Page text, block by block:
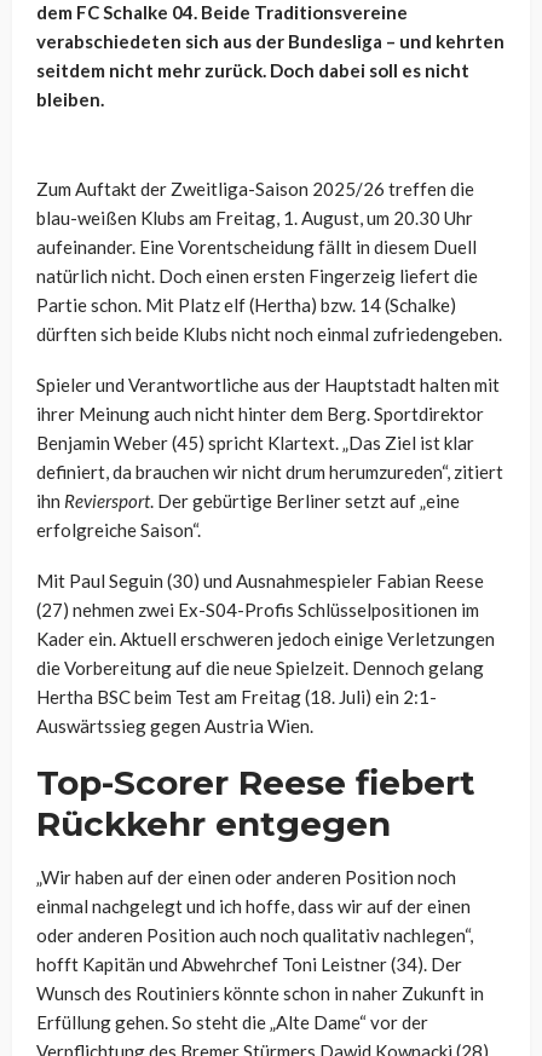
dem FC Schalke 04. Beide Traditionsvereine
verabschiedeten sich aus der Bundesliga – und kehrten
seitdem nicht mehr zurück. Doch dabei soll es nicht
bleiben.
Zum Auftakt der Zweitliga-Saison 2025/26 treffen die
blau-weißen Klubs am Freitag, 1. August, um 20.30 Uhr
aufeinander. Eine Vorentscheidung fällt in diesem Duell
natürlich nicht. Doch einen ersten Fingerzeig liefert die
Partie schon. Mit Platz elf (Hertha) bzw. 14 (Schalke)
dürften sich beide Klubs nicht noch einmal zufriedengeben.
Spieler und Verantwortliche aus der Hauptstadt halten mit
ihrer Meinung auch nicht hinter dem Berg. Sportdirektor
Benjamin Weber (45) spricht Klartext. „Das Ziel ist klar
definiert, da brauchen wir nicht drum herumzureden“, zitiert
ihn Reviersport. Der gebürtige Berliner setzt auf „eine
erfolgreiche Saison“.
Mit Paul Seguin (30) und Ausnahmespieler Fabian Reese
(27) nehmen zwei Ex-S04-Profis Schlüsselpositionen im
Kader ein. Aktuell erschweren jedoch einige Verletzungen
die Vorbereitung auf die neue Spielzeit. Dennoch gelang
Hertha BSC beim Test am Freitag (18. Juli) ein 2:1-
Auswärtssieg gegen Austria Wien.
Top-Scorer Reese fiebert
Rückkehr entgegen
„Wir haben auf der einen oder anderen Position noch
einmal nachgelegt und ich hoffe, dass wir auf der einen
oder anderen Position auch noch qualitativ nachlegen“,
hofft Kapitän und Abwehrchef Toni Leistner (34). Der
Wunsch des Routiniers könnte schon in naher Zukunft in
Erfüllung gehen. So steht die „Alte Dame“ vor der
Verpflichtung des Bremer Stürmers Dawid Kownacki (28),